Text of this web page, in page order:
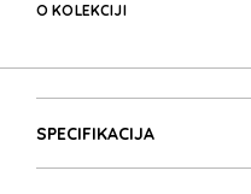
O KOLEKCIJI
SPECIFIKACIJA